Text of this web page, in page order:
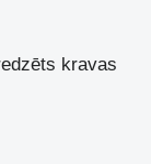
kravas